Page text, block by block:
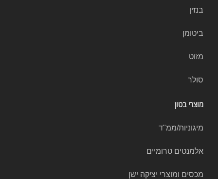
בנזין
ביטומן
מזוט
סולר
מוצרי בטון
מיגוניות/ממ"ד
אלמנטים טרומיים
מכסים ומוצרי יציקה ישן